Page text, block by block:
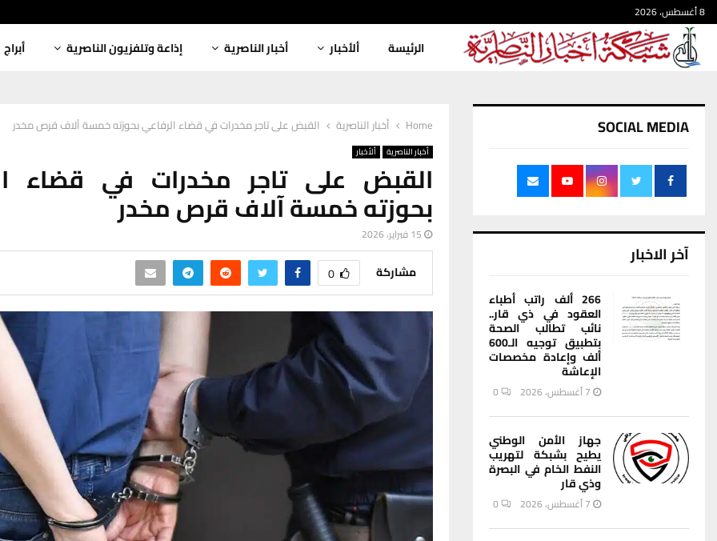
8 أغسطس، 2026
الرئيسة ألأخبار أخبار الناصرية إذاعة وتلفزيون الناصرية أبراج
Home أخبار الناصرية القبض على تاجر مخدرات في قضاء الرفاعي بحوزته خمسة آلاف قرص مخدر
أخبار الناصرية ألأخبار
القبض على تاجر مخدرات في قضاء
بحوزته خمسة آلاف قرص مخدر
15 فبراير، 2026
مشاركة 0
SOCIAL MEDIA
آخر الاخبار
266 ألف راتب أطباء
العقود في ذي قار..
نائب تطالب الصحة
بتطبيق توجيه الـ600
ألف وإعادة مخصصات
الإعاشة
7 أغسطس، 2026 0
جهاز الأمن الوطني
يطيح بشبكة لتهريب
النفط الخام في البصرة
وذي قار
7 أغسطس، 2026 0